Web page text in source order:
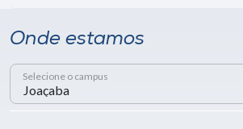
Onde estamos
Selecione o campus